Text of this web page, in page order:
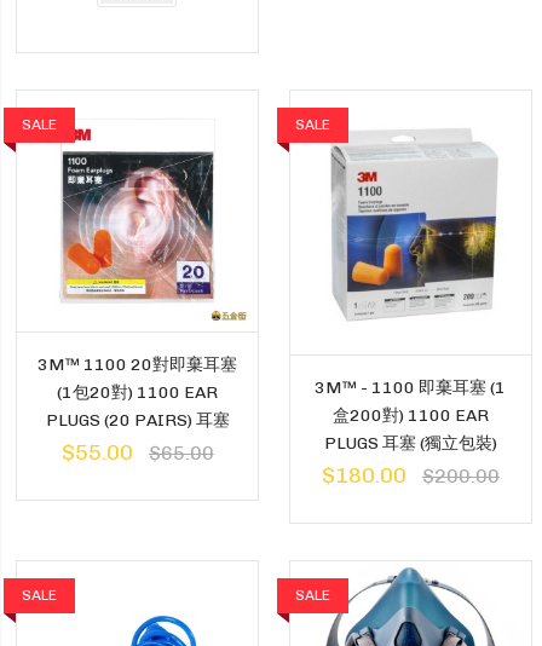
SALE
3M™ 1100 20對即棄耳塞
(1包20對) 1100 EAR
PLUGS (20 PAIRS) 耳塞
$55.00 $65.00
SALE
3M™ - 1100 即棄耳塞 (1
盒200對) 1100 EAR
PLUGS 耳塞 (獨立包裝)
$180.00 $200.00
SALE SALE